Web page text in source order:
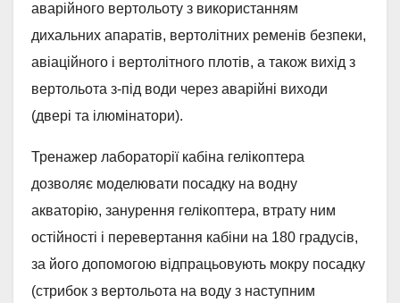
аварійного вертольоту з використанням
дихальних апаратів, вертолітних ременів безпеки,
авіаційного і вертолітного плотів, а також вихід з
вертольота з-під води через аварійні виходи
(двері та ілюмінатори).
Тренажер лабораторії кабіна гелікоптера
дозволяє моделювати посадку на водну
акваторію, занурення гелікоптера, втрату ним
остійності і перевертання кабіни на 180 градусів,
за його допомогою відпрацьовують мокру посадку
(стрибок з вертольота на воду з наступним